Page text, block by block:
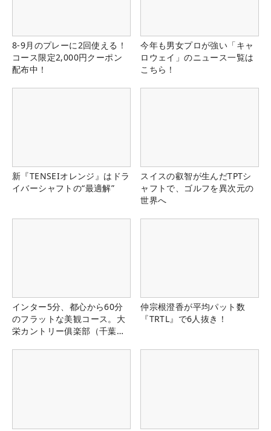
8-9月のプレーに2回使える！
コース限定2,000円クーポン
配布中！
今年も男女プロが強い「キャ
ロウェイ」のニュース一覧は
こちら！
新『TENSEIオレンジ』はドラ
イバーシャフトの“最適解”
スイスの叡智が生んだTPTシ
ャフトで、ゴルフを異次元の
世界へ
インター5分、都心から60分
のフラットな美観コース。大
栄カントリー俱楽部（千葉
仲宗根澄香が平均パット数
『TRTL』で6人抜き！